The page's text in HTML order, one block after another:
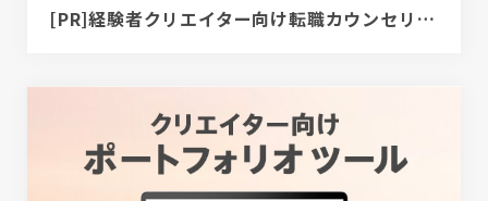
[PR]経験者クリエイター向け転職カウンセリング｜デザイナー / ディレクター / エンジニア